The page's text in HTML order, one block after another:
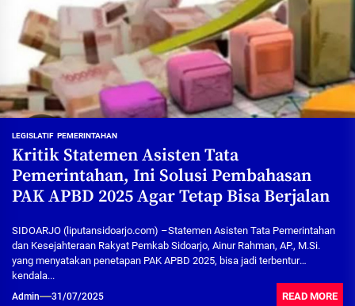
LEGISLATIF PEMERINTAHAN
Kritik Statemen Asisten Tata
Pemerintahan, Ini Solusi Pembahasan
PAK APBD 2025 Agar Tetap Bisa Berjalan
SIDOARJO (liputansidoarjo.com) –Statemen Asisten Tata Pemerintahan
dan Kesejahteraan Rakyat Pemkab Sidoarjo, Ainur Rahman, AP., M.Si.
yang menyatakan penetapan PAK APBD 2025, bisa jadi terbentur
kendala...
Admin 31/07/2025 READ MORE